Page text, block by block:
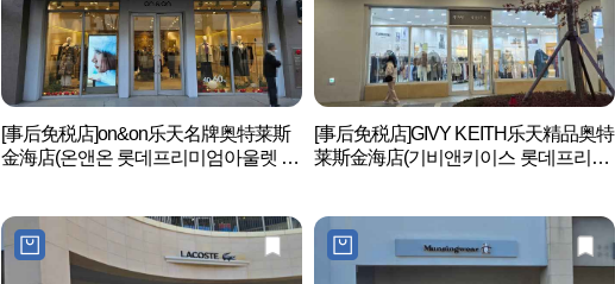
[事后免税店]on&on乐天名牌奥特莱斯
金海店(온앤온 롯데프리미엄아울렛 김
[事后免税店]GIVY KEITH乐天精品奥特
莱斯金海店(기비앤키이스 롯데프리미